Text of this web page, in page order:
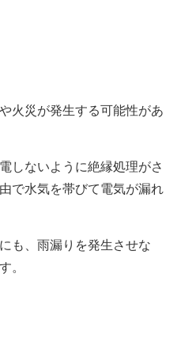
火災 が発生する可能性があ
しないように絶縁処理がさ
で水気を帯びて電気が漏れ
も、雨漏りを発生させな
。